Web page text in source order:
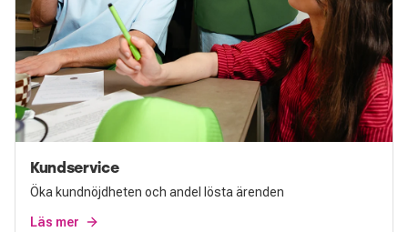
Kundservice
Öka kundnöjdheten och andel lösta ärenden
Läs mer